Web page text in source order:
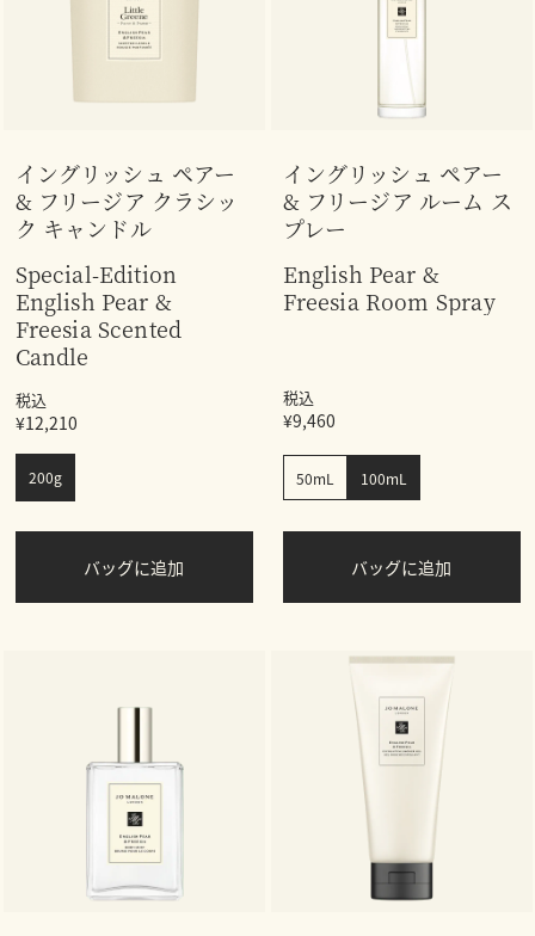
イングリッシュ ペアー
& フリージア クラシッ
ク キャンドル
Special-Edition
English Pear &
Freesia Scented
Candle
税込
¥12,210
200g
バッグに追加
イングリッシュ ペアー
& フリージア ルーム ス
プレー
English Pear &
Freesia Room Spray
税込
¥9,460
50mL 100mL
バッグに追加